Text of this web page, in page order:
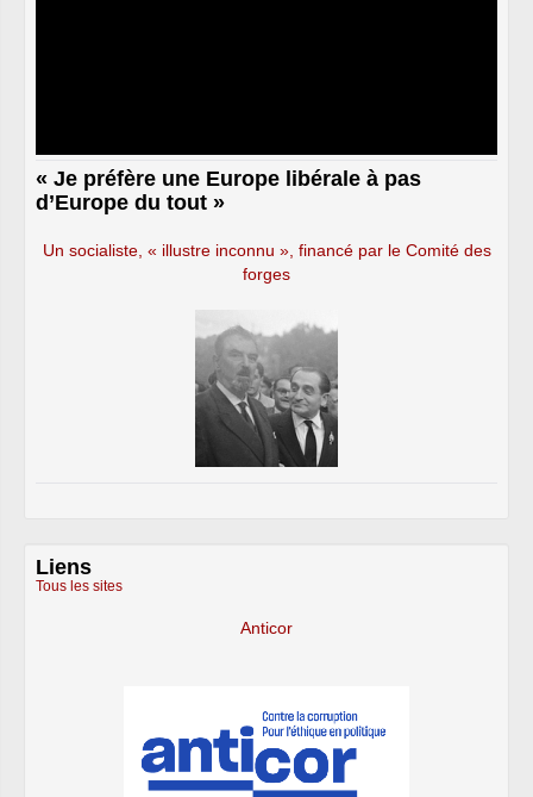
« Je préfère une Europe libérale à pas
d’Europe du tout »
Un socialiste, « illustre inconnu », financé par le Comité des
forges
Liens
Tous les sites
Anticor